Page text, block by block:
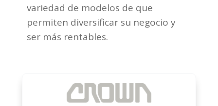
variedad de modelos de que
permiten diversificar su negocio y
ser más rentables.